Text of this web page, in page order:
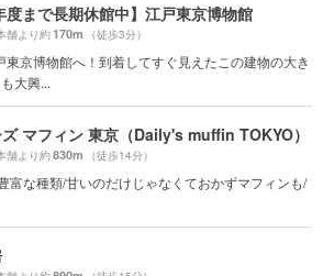
度まで長期休館中】江戸東京博物館
舗より約170m （徒歩3分）
東京博物館へ！到着してすぐ見えたこの建物の大き
大興...
マフィン 東京（Daily's muffin TOKYO）
舗より約830m （徒歩14分）
富な種類/甘いのだけじゃなくておかずマフィンも/